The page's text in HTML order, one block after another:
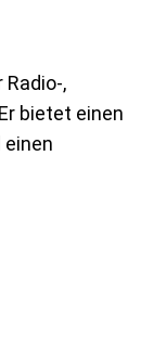
,
bietet einen
einen